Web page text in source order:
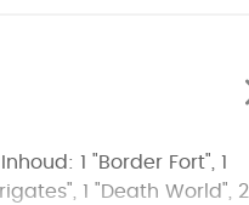
1 "Border Fort", 1
1 "Death World", 2